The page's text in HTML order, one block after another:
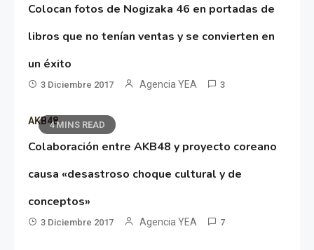
Colocan fotos de Nogizaka 46 en portadas de
libros que no tenían ventas y se convierten en
un éxito
3 Diciembre 2017 Agencia YEA 3
4 MINS READ
AKB48
Colaboración entre AKB48 y proyecto coreano
causa «desastroso choque cultural y de
conceptos»
3 Diciembre 2017 Agencia YEA 7